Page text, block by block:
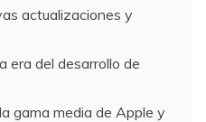
actualizaciones y
era del desarrollo de
gama media de Apple y